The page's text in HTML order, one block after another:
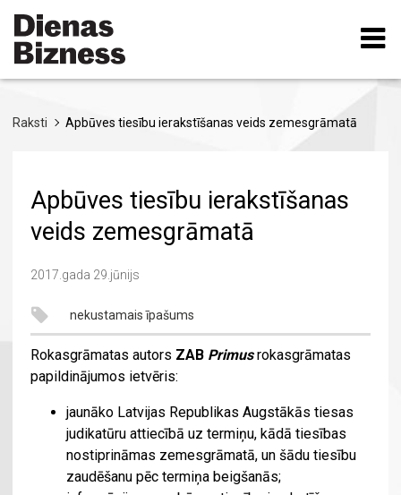
Pārlekt
uz
galveno
saturu
Raksti Apbūves tiesību ierakstīšanas veids zemesgrāmatā
Apbūves tiesību ierakstīšanas
veids zemesgrāmatā
2017.gada 29.jūnijs
nekustamais īpašums
Rokasgrāmatas autors ZAB Primusrokasgrāmatas
papildinājumos ietvēris:
jaunāko Latvijas Republikas Augstākās tiesas
judikatūru attiecībā uz termiņu, kādā tiesības
nostiprināmas zemesgrāmatā, un šādu tiesību
zaudēšanu pēc termiņa beigšanās;